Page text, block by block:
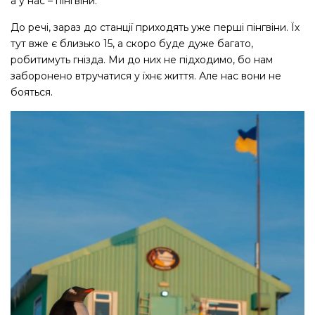
До речі, зараз до станції приходять уже перші пінгвіни. Їх
тут вже є близько 15, а скоро буде дуже багато,
робитимуть гнізда. Ми до них не підходимо, бо нам
заборонено втручатися у їхнє життя. Але нас вони не
бояться.